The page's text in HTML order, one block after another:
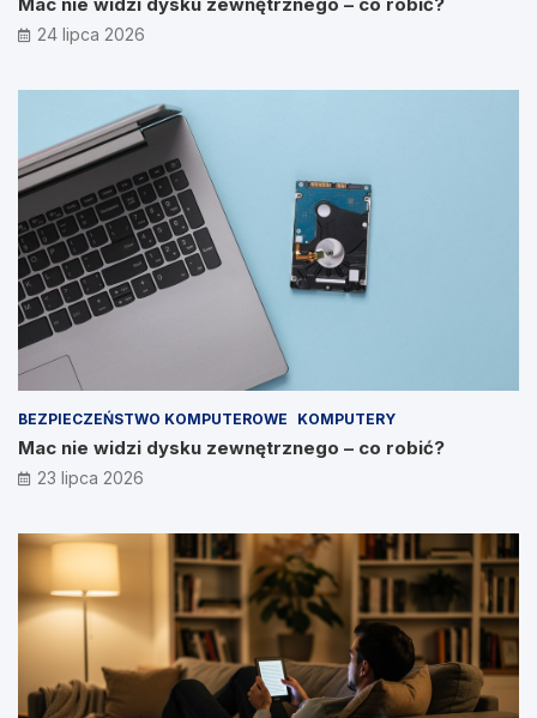
24 lipca 2026
BEZPIECZEŃSTWO KOMPUTEROWE KOMPUTERY
Mac nie widzi dysku zewnętrznego – co robić?
23 lipca 2026